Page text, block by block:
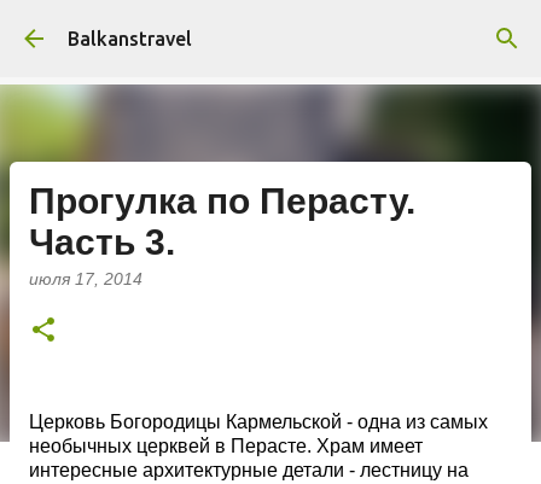
К основному контенту
Balkanstravel
Прогулка по Перасту.
Часть 3.
июля 17, 2014
Церковь Богородицы Кармельской - одна из самых
необычных церквей в Перасте. Храм имеет
интересные архитектурные детали - лестницу на